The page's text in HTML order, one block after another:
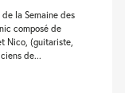
la Semaine des
composé de
Nico, (guitariste,
de...